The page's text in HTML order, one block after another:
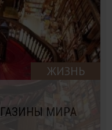
ЖИЗНЬ
МИРА